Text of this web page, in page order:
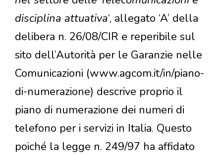
disciplina attuativa‘, allegato ‘A’ della
delibera n. 26/08/CIR e reperibile sul
sito dell’Autorità per le Garanzie nelle
Comunicazioni (www.agcom.it/in/piano-
di-numerazione) descrive proprio il
piano di numerazione dei numeri di
telefono per i servizi in Italia. Questo
poiché la legge n. 249/97 ha affidato